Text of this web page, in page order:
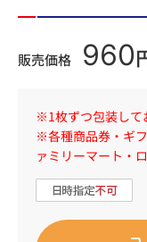
販売価格 960
※1枚ずつ包装して
※各種商品券・ギ
ァミリーマート・